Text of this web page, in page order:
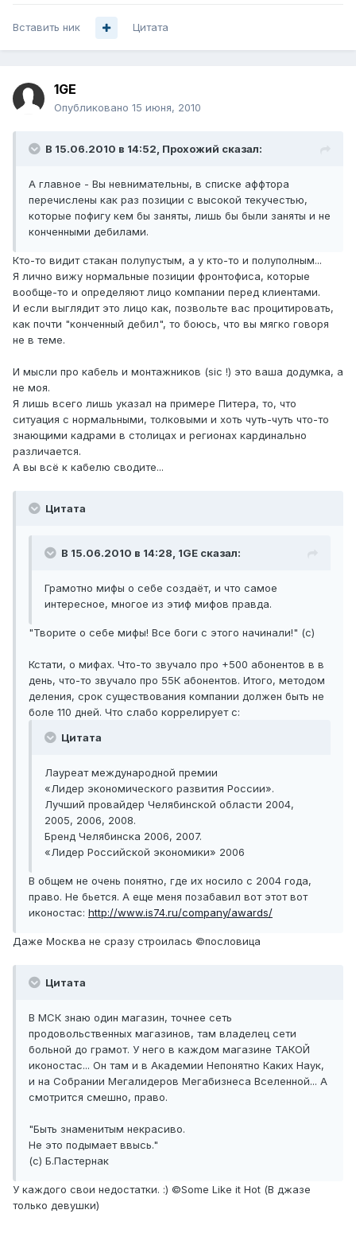
Вставить ник Цитата
1GE
Опубликовано 15 июня, 2010
В 15.06.2010 в 14:52, Прохожий сказал:
А главное - Вы невнимательны, в списке аффтора
перечислены как раз позиции с высокой текучестью,
которые пофигу кем бы заняты, лишь бы были заняты и не
конченными дебилами.
Кто-то видит стакан полупустым, а у кто-то и полуполным...
Я лично вижу нормальные позиции фронтофиса, которые
вообще-то и определяют лицо компании перед клиентами.
И если выглядит это лицо как, позвольте вас процитировать,
как почти "конченный дебил", то боюсь, что вы мягко говоря
не в теме.
И мысли про кабель и монтажников (sic !) это ваша додумка, а
не моя.
Я лишь всего лишь указал на примере Питера, то, что
ситуация с нормальными, толковыми и хоть чуть-чуть что-то
знающими кадрами в столицах и регионах кардинально
различается.
А вы всё к кабелю сводите...
Цитата
В 15.06.2010 в 14:28, 1GE сказал:
Грамотно мифы о себе создаёт, и что самое
интересное, многое из этиф мифов правда.
"Творите о себе мифы! Все боги с этого начинали!" (с)
Кстати, о мифах. Что-то звучало про +500 абонентов в в
день, что-то звучало про 55К абонентов. Итого, методом
деления, срок существования компании должен быть не
боле 110 дней. Что слабо коррелирует с:
Цитата
Лауреат международной премии
«Лидер экономического развития России».
Лучший провайдер Челябинской области 2004,
2005, 2006, 2008.
Бренд Челябинска 2006, 2007.
«Лидер Российской экономики» 2006
В общем не очень понятно, где их носило с 2004 года,
право. Не бьется. А еще меня позабавил вот этот вот
иконостас: http://www.is74.ru/company/awards/
Даже Москва не сразу строилась ©пословица
Цитата
В МСК знаю один магазин, точнее сеть
продовольственных магазинов, там владелец сети
больной до грамот. У него в каждом магазине ТАКОЙ
иконостас... Он там и в Академии Непонятно Каких Наук,
и на Собрании Мегалидеров Мегабизнеса Вселенной... А
смотрится смешно, право.
"Быть знаменитым некрасиво.
Не это подымает ввысь."
(с) Б.Пастернак
У каждого свои недостатки. :) ©Some Like it Hot (В джазе
только девушки)